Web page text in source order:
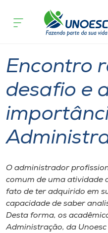
Cursos
Pesquisa
Atendimento ao
Portal de Ensino
A
Internacionalização
acontece
Encontro
desafio e
O administrador
comum de uma atividade
fato de ter adquirido em
capacidade de saber
Desta forma, os
Administração, da